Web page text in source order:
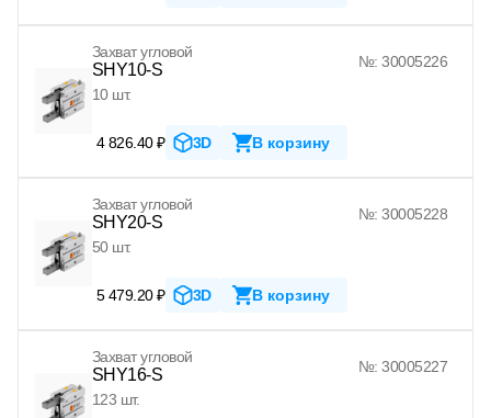
Захват угловой
SHY10-S
№: 30005226
10 шт.
4 826.40 ₽ 3D В корзину
Захват угловой
SHY20-S
№: 30005228
50 шт.
5 479.20 ₽ 3D В корзину
Захват угловой
SHY16-S
№: 30005227
123 шт.